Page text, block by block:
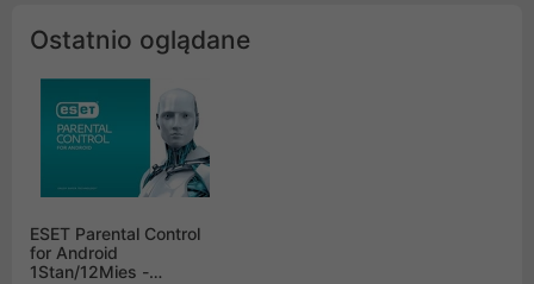
Ostatnio oglądane
ESET Parental Control
for Android
1Stan/12Mies -